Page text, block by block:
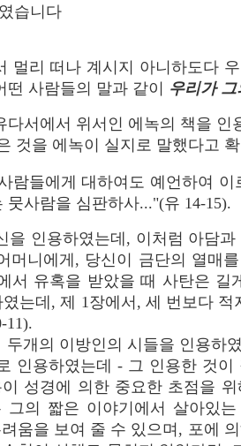
습니다
멀리 떠나 계시지 아니하도다
사람들의 말과 같이 우리가
서에서 위서인 에녹의 책을 인
것을 에녹이 실지로 말했다고
람들에게 대하여도 예언하여 이
사람을 심판하사..."(유 14-15).
인용하였는데, 이처럼 아담
머니에게, 당신이 금단의 열매
서 유혹을 받았을 때 사탄은 길
는데, 제 1장에서, 세 번보다
11).
개의 이방인의 시들을 인용하
인용하였는데 - 그 인용한 것
성경에 의한 중요한 초점을
의 짧은 이야기에서 살아있
움을 보여 줄 수 있으며, 포에